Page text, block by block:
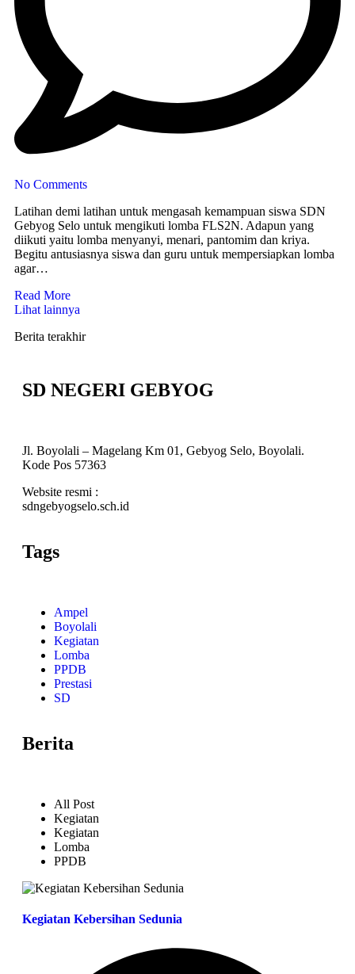
No Comments
Latihan demi latihan untuk mengasah kemampuan siswa SDN
Gebyog Selo untuk mengikuti lomba FLS2N. Adapun yang
diikuti yaitu lomba menyanyi, menari, pantomim dan kriya.
Begitu antusiasnya siswa dan guru untuk mempersiapkan lomba
agar…
Read More
Lihat lainnya
Berita terakhir
SD NEGERI GEBYOG
Jl. Boyolali – Magelang Km 01, Gebyog Selo, Boyolali.
Kode Pos 57363
Website resmi :
sdngebyogselo.sch.id
Tags
Ampel
Boyolali
Kegiatan
Lomba
PPDB
Prestasi
SD
Berita
All Post
Kegiatan
Kegiatan
Lomba
PPDB
Kegiatan Kebersihan Sedunia